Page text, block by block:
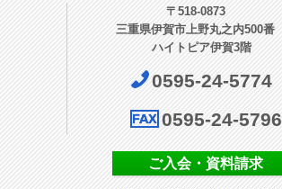
〒518-0873
三重県伊賀市上野丸之内500番
ハイトピア伊賀3階
0595-24-5774
0595-24-5796
ご入会・資料請求